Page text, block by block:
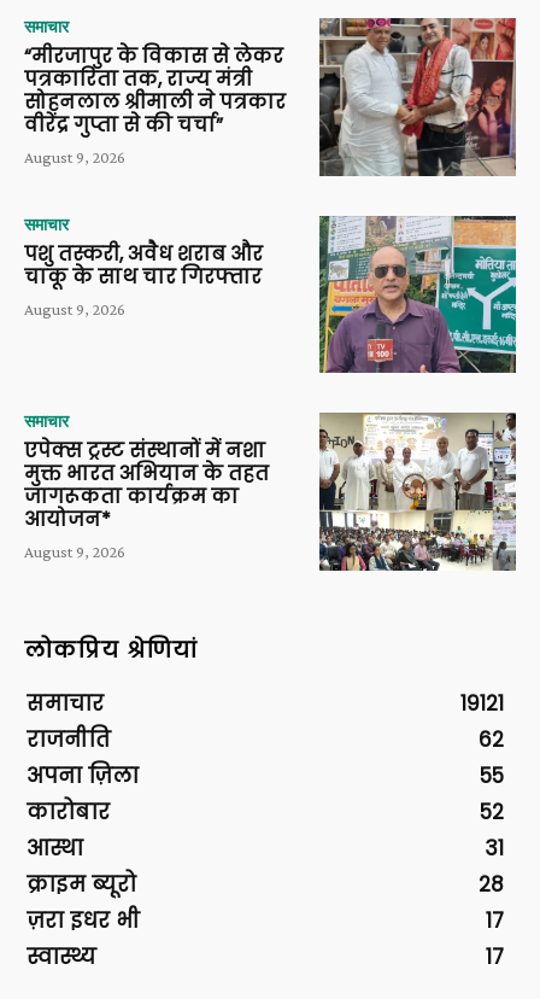
समाचार
“मीरजापुर के विकास से लेकर
पत्रकारिता तक, राज्य मंत्री
सोहनलाल श्रीमाली ने पत्रकार
वीरेंद्र गुप्ता से की चर्चा”
August 9, 2026
समाचार
पशु तस्करी, अवैध शराब और
चाकू के साथ चार गिरफ्तार
August 9, 2026
समाचार
एपेक्स ट्रस्ट संस्थानों में नशा
मुक्त भारत अभियान के तहत
जागरूकता कार्यक्रम का
आयोजन*
August 9, 2026
लोकप्रिय श्रेणियां
समाचार
19121
राजनीति
62
अपना ज़िला
55
कारोबार
52
आस्था
31
क्राइम ब्यूरो
28
ज़रा इधर भी
17
स्वास्थ्य
17